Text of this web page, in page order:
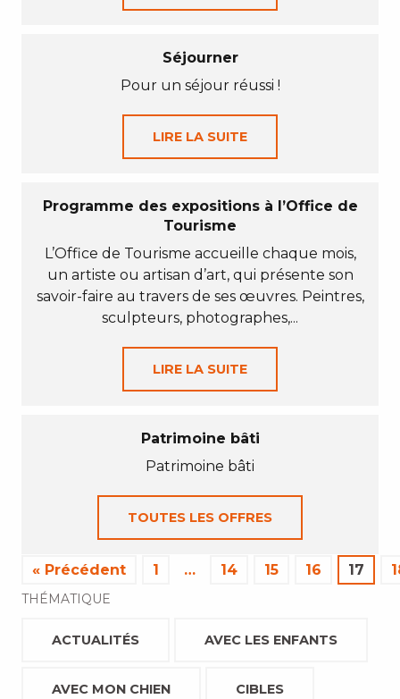
Séjourner
Pour un séjour réussi !
LIRE LA SUITE
Programme des expositions à l’Office de
Tourisme
L’Office de Tourisme accueille chaque mois,
un artiste ou artisan d’art, qui présente son
savoir-faire au travers de ses œuvres. Peintres,
sculpteurs, photographes,...
LIRE LA SUITE
Patrimoine bâti
Patrimoine bâti
TOUTES LES OFFRES
« Précédent 1 … 14 15 16 17
THÉMATIQUE
ACTUALITÉS AVEC LES ENFANTS
AVEC MON CHIEN CIBLES